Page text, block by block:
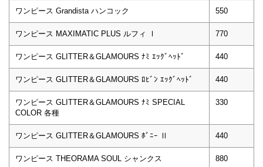
ワンピース Grandista ハンコック 550
ワンピース MAXIMATIC PLUS ルフィ Ⅰ 770
ワンピース GLITTER＆GLAMOURS ﾅﾐ ｴｯｸﾞﾍｯﾄﾞ 440
ワンピース GLITTER＆GLAMOURS ﾛﾋﾞﾝ ｴｯｸﾞﾍｯﾄﾞ 440
ワンピース GLITTER＆GLAMOURS ﾅﾐ SPECIAL
COLOR 各種
330
ワンピース GLITTER＆GLAMOURS ﾎﾞﾆｰ Ⅱ 440
ワンピース THEORAMA SOUL シャンクス 880